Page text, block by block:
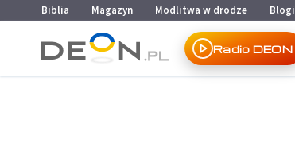
Przejdź do menu głównego
Przejdź do treści
Biblia Magazyn Modlitwa w drodze Blogi
Radio DEON